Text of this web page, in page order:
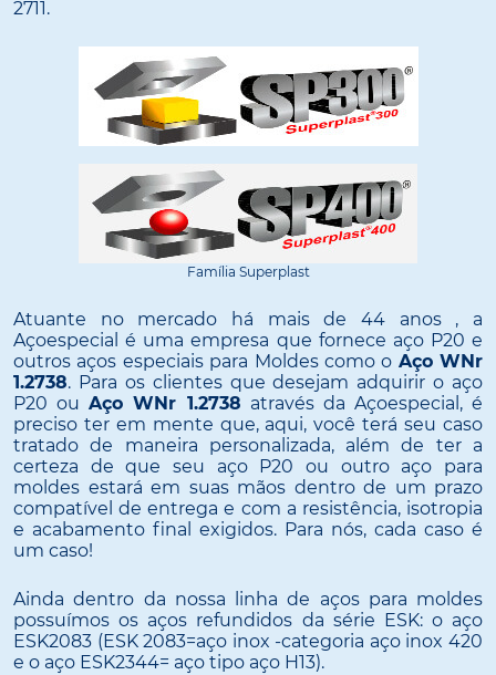
2711.
Família Superplast
Atuante no mercado há mais de 44 anos , a
Açoespecial é uma empresa que fornece aço P20 e
outros aços especiais para Moldes como o Aço WNr
1.2738. Para os clientes que desejam adquirir o aço
P20 ouAço WNr 1.2738 através da Açoespecial, é
preciso ter em mente que, aqui, você terá seu caso
tratado de maneira personalizada, além de ter a
certeza de que seu aço P20 ou outro aço para
moldes estará em suas mãos dentro de um prazo
compatível de entrega e com a resistência, isotropia
e acabamento final exigidos. Para nós, cada caso é
um caso!
Ainda dentro da nossa linha de aços para moldes
possuímos os aços refundidos da série ESK: o aço
ESK2083 (ESK 2083=aço inox -categoria aço inox 420
e o aço ESK2344= aço tipo aço H13).